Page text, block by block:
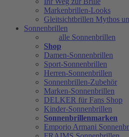
Markenbrillen-Looks
Gleitsichtbrillen Mythos
Sonnenbrillen
alle Sonnenbrillen
Shop
Damen-Sonnenbrillen
Sport-Sonnenbrillen
Herren-Sonnenbrillen
Sonnenbrillen-Zubehör
Marken-Sonnenbrillen
DELKER für Fans Shop
Kinder-Sonnenbrillen
Sonnenbrillenmarken
Emporio Armani